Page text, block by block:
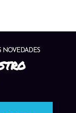
NOVEDADES